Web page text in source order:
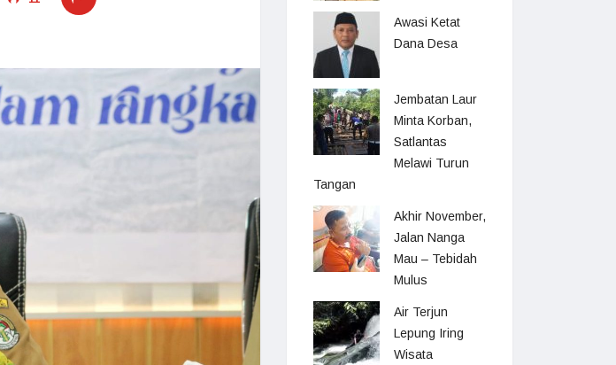
Awasi Ketat
Dana Desa
Jembatan Laur
Minta Korban,
Satlantas
Melawi Turun
Tangan
Akhir November,
Jalan Nanga
Mau – Tebidah
Mulus
Air Terjun
Lepung Iring
Wisata